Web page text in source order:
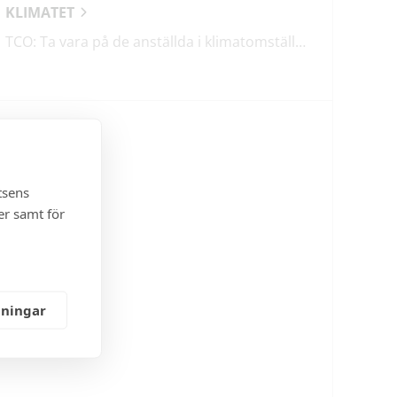
samt för
KLIMATET
TCO: Ta vara på de anställda i klimatomställningen